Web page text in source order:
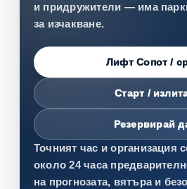
и придружители — има
за изчакване.
Лифт Сопот /
Старт /
Резервирай
Точният час и организация
около 24 часа
на прогнозата, вятъра и